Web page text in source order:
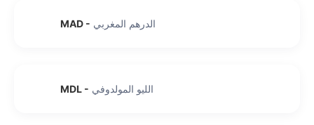
MAD - الدرهم المغربي
MDL - الليو المولدوفي